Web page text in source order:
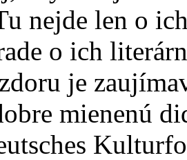
nejde len o
o ich
je
mienenú